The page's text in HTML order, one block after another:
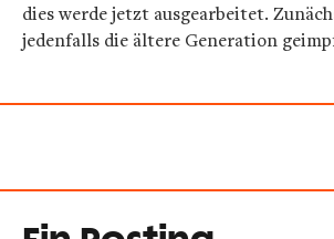
dies werde jetzt ausgearbeitet.
jedenfalls die ältere Generation